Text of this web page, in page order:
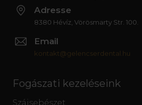
Adresse
8380 Hévíz, Vörösmarty Str. 100.
Email
kontakt@gelencserdental.hu
Fogászati kezeléseink
Szájsebészet